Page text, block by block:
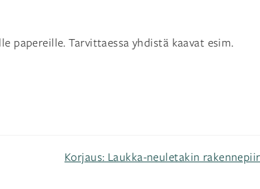
papereille. Tarvittaessa yhdistä kaavat esim.
Korjaus: Laukka-neuletakin